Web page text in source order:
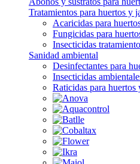
Tratamientos para huertos y
Acaricidas para
Fungicidas para
Insecticidas
Sanidad ambiental
Desinfectantes para
Insecticidas
Raticidas para huertos